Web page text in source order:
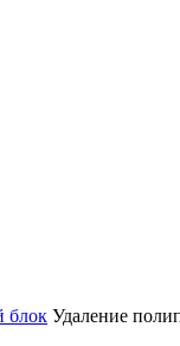
блок Удаление